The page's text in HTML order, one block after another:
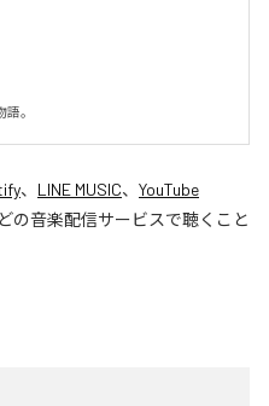
。
、 LINE MUSIC、 YouTube
の音楽配信サービスで聴くこと